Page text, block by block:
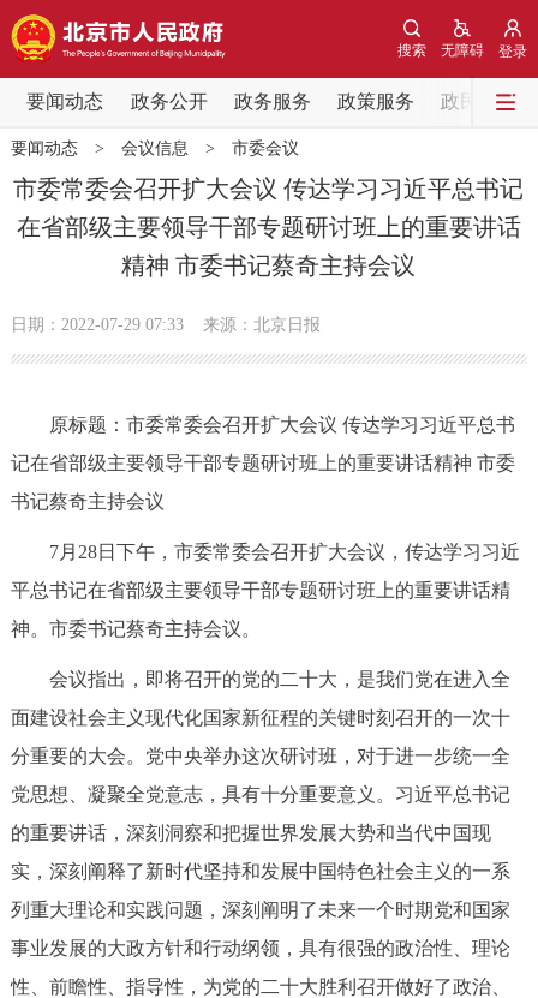
登录
无障碍
搜索
要闻动态 政务公开 政务服务 政策服务 政民互动
要闻动态
党中央精神 国务院信息
北京要闻 会议信息 部门动态
政务公开
市领导 机构职能 政策服务
政策兑现
专题公开
政务服务
个人服务 法人服务 部门服务
便民服务 利企服务 投资项目
中介服务 阳光政务
12345网上接诉即办 我要咨询 我要建议
要闻动态> 会议信息 > 市委会议
市委常委会召开扩大会议 传达学习习近平总书记
在省部级主要领导干部专题研讨班上的重要讲话
精神 市委书记蔡奇主持会议
日期：2022-07-29 07:33 来源：北京日报
原标题：市委常委会召开扩大会议 传达学习习近平总书
记在省部级主要领导干部专题研讨班上的重要讲话精神 市委
书记蔡奇主持会议
7月28日下午，市委常委会召开扩大会议，传达学习习近
平总书记在省部级主要领导干部专题研讨班上的重要讲话精
神。市委书记蔡奇主持会议。
会议指出，即将召开的党的二十大，是我们党在进入全
面建设社会主义现代化国家新征程的关键时刻召开的一次十
分重要的大会。党中央举办这次研讨班，对于进一步统一全
党思想、凝聚全党意志，具有十分重要意义。习近平总书记
的重要讲话，深刻洞察和把握世界发展大势和当代中国现
实，深刻阐释了新时代坚持和发展中国特色社会主义的一系
列重大理论和实践问题，深刻阐明了未来一个时期党和国家
事业发展的大政方针和行动纲领，具有很强的政治性、理论
性、前瞻性、指导性，为党的二十大胜利召开做好了政治、